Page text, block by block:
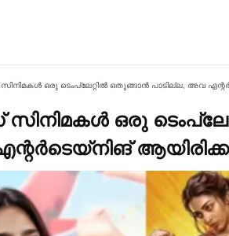
ഒരു ടെംപ്ലേറ്റില്‍ ഒതുങ്ങാൻ പാടില്ല, അവ
സിനിമകള്‍ ഒരു